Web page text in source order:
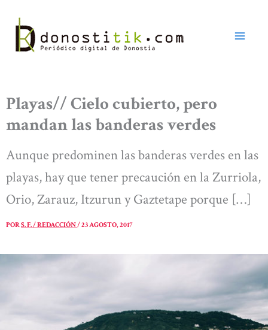
contenido
Playas// Cielo cubierto, pero
mandan las banderas verdes
Aunque predominen las banderas verdes en las
playas, hay que tener precaución en la Zurriola,
Orio, Zarauz, Itzurun y Gaztetape porque […]
PORS. F. / REDACCIÓN/23 AGOSTO, 2017